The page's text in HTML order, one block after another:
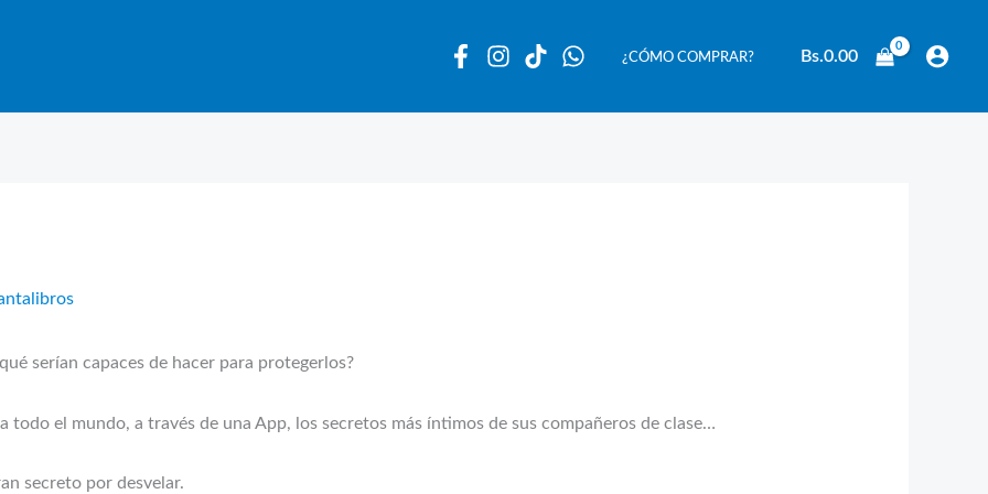
¿CÓMO COMPRAR? Bs.0.00
serían capaces de hacer para protegerlos?
todo el mundo, a través de una App, los secretos más íntimos de sus compañeros de clase…
secreto por desvelar.